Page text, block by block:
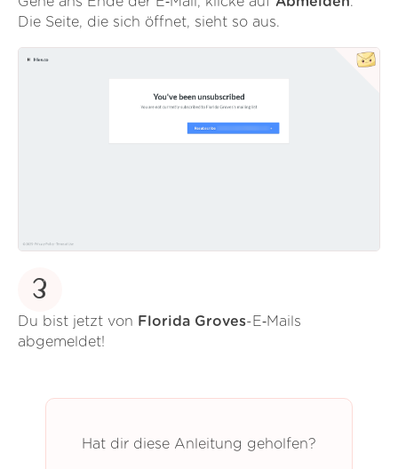
Die Seite, die sich öffnet, sieht so aus.
3
Du bist jetzt von Florida Groves-E‑Mails
abgemeldet!
Hat dir diese Anleitung geholfen?